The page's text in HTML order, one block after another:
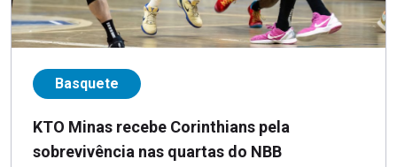
Basquete
KTO Minas recebe Corinthians pela
sobrevivência nas quartas do NBB